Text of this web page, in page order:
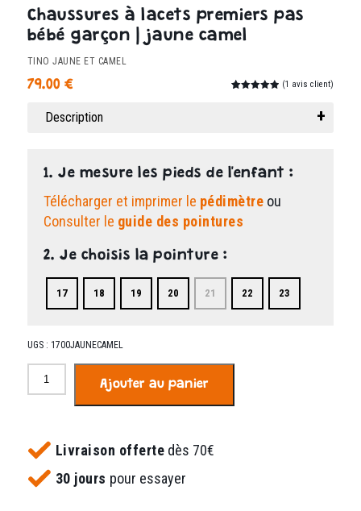
Chaussures à lacets premiers pas
bébé garçon | jaune camel
TINO JAUNE ET CAMEL
(1 avis client)
79.00 €
Description
1. Je mesure les pieds de l'enfant :
Télécharger et imprimer le pédimètre ou
Consulter le guide des pointures
2. Je choisis la pointure :
17 18 19 20 21 22 23
UGS : 1700JAUNECAMEL
camel
Ajouter au panier
Livraison offerte dès 70€
30 jours pour essayer